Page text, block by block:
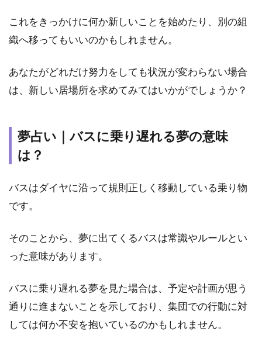
これをきっかけに何か新しいことを始めたり、別の組
織へ移ってもいいのかもしれません。
あなたがどれだけ努力をしても状況が変わらない場合
は、新しい居場所を求めてみてはいかがでしょうか？
夢占い｜バスに乗り遅れる夢の意味
は？
バスはダイヤに沿って規則正しく移動している乗り物
です。
そのことから、夢に出てくるバスは常識やルールとい
った意味があります。
バスに乗り遅れる夢を見た場合は、予定や計画が思う
通りに進まないことを示しており、集団での行動に対
しては何か不安を抱いているのかもしれません。